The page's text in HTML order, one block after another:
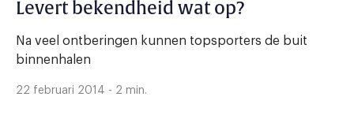
Levert bekendheid wat op?
Na veel ontberingen kunnen topsporters de buit
binnenhalen
22 februari 2014 - 2 min.